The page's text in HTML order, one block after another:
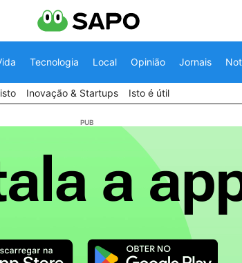
Tecnologia Local Opinião Jornais
Inovação & Startups Isto é útil